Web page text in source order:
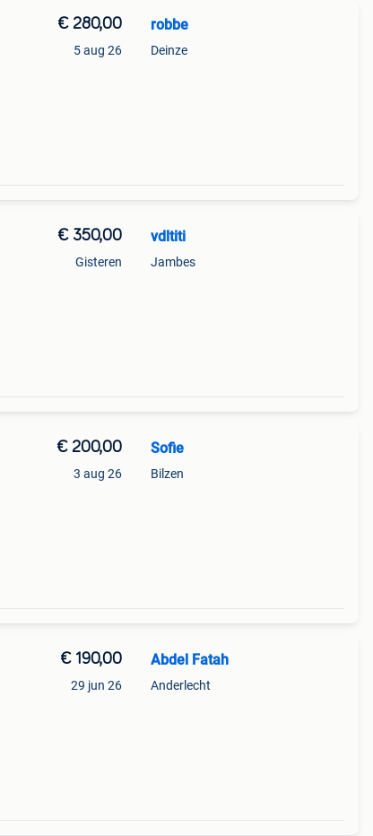
€ 280,00
5 aug 26
robbe
Deinze
€ 350,00
Gisteren
vdltiti
Jambes
€ 200,00
3 aug 26
Sofie
Bilzen
€ 190,00
29 jun 26
Abdel Fatah
Anderlecht